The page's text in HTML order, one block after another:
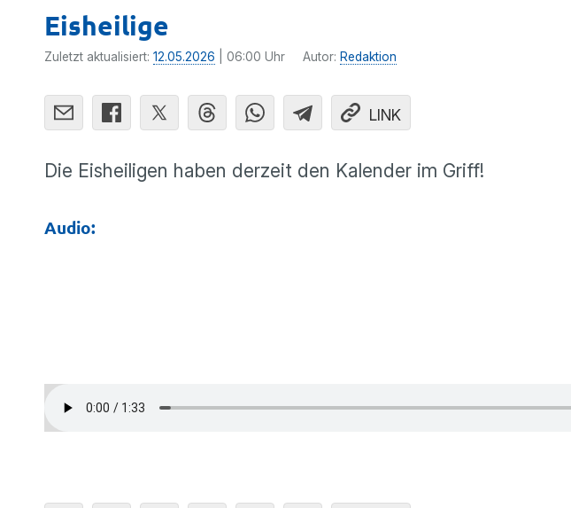
Eisheilige
Zuletzt aktualisiert: 12.05.2026 | 06:00 Uhr Autor: Redaktion
LINK
Die Eisheiligen haben derzeit den Kalender im Griff!
Audio: